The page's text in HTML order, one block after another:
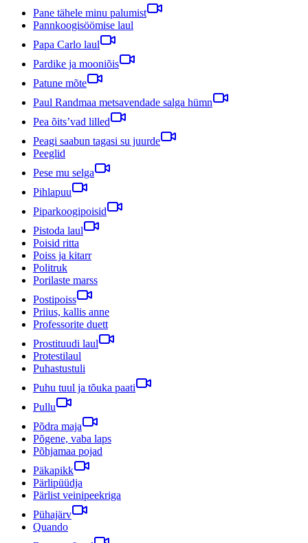
Pane tähele minu palumist
Pannkoogisöömise laul
Papa Carlo laul
Pardike ja mooniõis
Patune mõte
Paul Randmaa metsavendade salga hümn
Pea õits’vad lilled
Peagi saabun tagasi su juurde
Peeglid
Pese mu selga
Pihlapuu
Piparkoogipoisid
Pistoda laul
Poisid ritta
Poiss ja kitarr
Politruk
Porilaste marss
Postipoiss
Priius, kallis anne
Professorite duett
Prostituudi laul
Protestilaul
Puhastustuli
Puhu tuul ja tõuka paati
Pullu
Põdra maja
Põgene, vaba laps
Põhjamaa pojad
Päkapikk
Pärlipüüdja
Pärlist veinipeekriga
Pühajärv
Quando